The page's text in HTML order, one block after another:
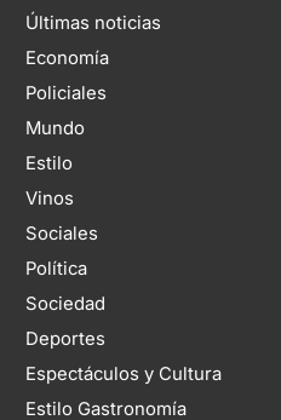
Últimas noticias
Economía
Policiales
Mundo
Estilo
Vinos
Sociales
Política
Sociedad
Deportes
Espectáculos y Cultura
Estilo Gastronomía